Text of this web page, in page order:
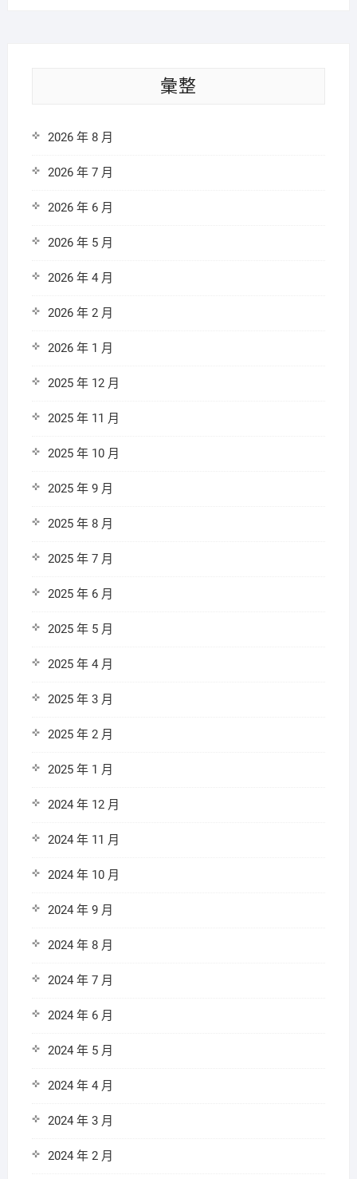
彙整
2026 年 8 月
2026 年 7 月
2026 年 6 月
2026 年 5 月
2026 年 4 月
2026 年 2 月
2026 年 1 月
2025 年 12 月
2025 年 11 月
2025 年 10 月
2025 年 9 月
2025 年 8 月
2025 年 7 月
2025 年 6 月
2025 年 5 月
2025 年 4 月
2025 年 3 月
2025 年 2 月
2025 年 1 月
2024 年 12 月
2024 年 11 月
2024 年 10 月
2024 年 9 月
2024 年 8 月
2024 年 7 月
2024 年 6 月
2024 年 5 月
2024 年 4 月
2024 年 3 月
2024 年 2 月